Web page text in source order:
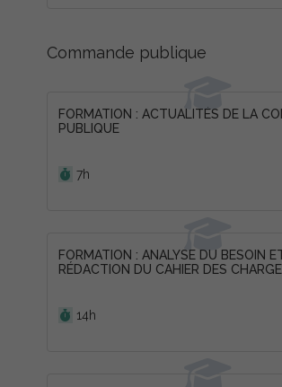
Commande publique
FORMATION : ACTUALITÉS DE LA
PUBLIQUE
7h
FORMATION : ANALYSE DU BESOIN
RÉDACTION DU CAHIER DES
14h